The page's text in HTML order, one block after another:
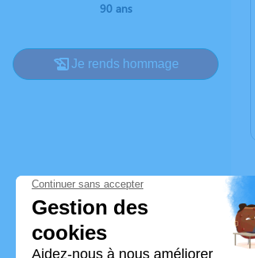
90 ans
Je rends hommage